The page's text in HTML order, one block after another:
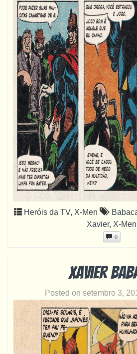
Heróis da TV, X-Men
Xavier, X-Men
0
Xavier
Posted on setembro 3,